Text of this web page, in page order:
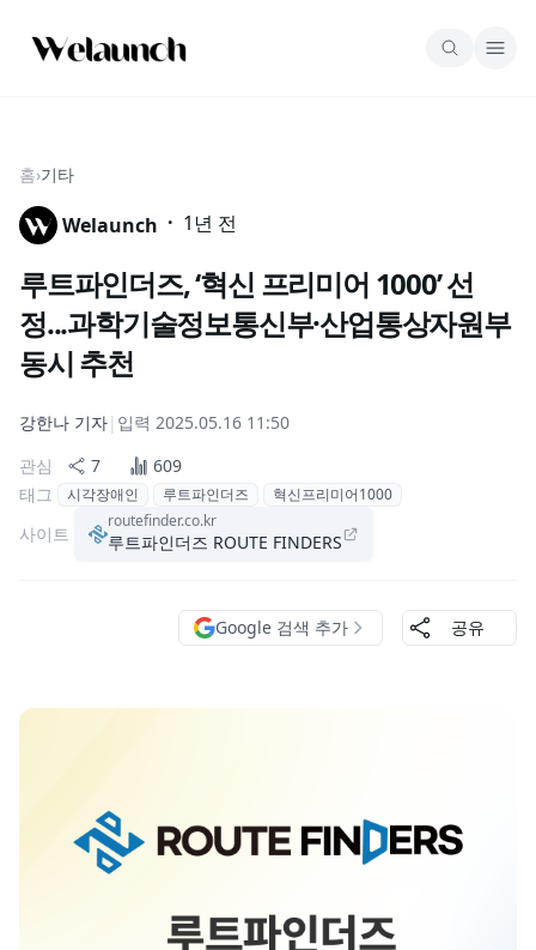
홈›기타
Welaunch · 1년 전
루트파인더즈, ‘혁신 프리미어 1000’ 선
정...과학기술정보통신부·산업통상자원부
동시 추천
강한나 기자| 입력 2025.05.16 11:50
관심
7
609
태그
시각장애인 루트파인더즈 혁신프리미어1000
사이트
routefinder.co.kr
루트파인더즈 ROUTE FINDERS
Google 검색 추가 공유